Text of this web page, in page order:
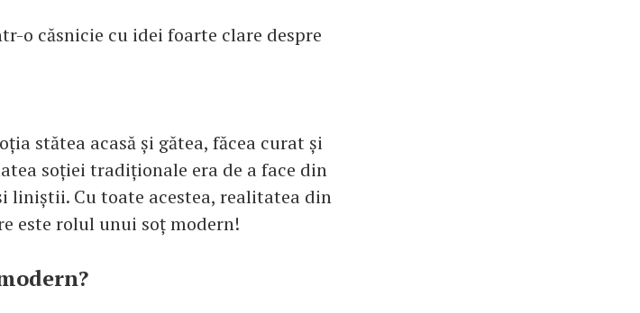
o căsnicie cu idei foarte clare despre
stătea acasă și gătea, făcea curat și
soției tradiționale era de a face din
liniștii. Cu toate acestea, realitatea din
este rolul unui soț modern!